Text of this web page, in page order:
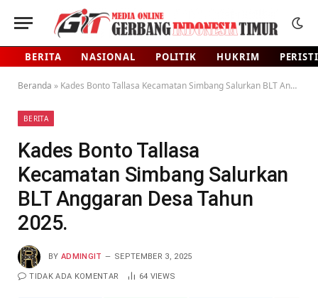
BERITA NASIONAL POLITIK HUKRIM
Beranda » Kades Bonto Tallasa Kecamatan Simbang Salurkan BLT Anggaran Desa Tahun 2025.
BERITA
Kades Bonto Tallasa
Kecamatan Simbang Salurkan
BLT Anggaran Desa Tahun
2025.
BY ADMINGIT SEPTEMBER 3, 2025
TIDAK ADA KOMENTAR 64 VIEWS